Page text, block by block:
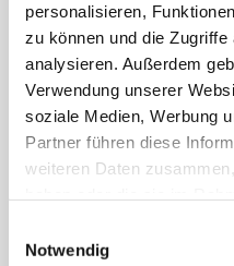
personalisieren,
zu können und die
analysieren. Außerdem
Verwendung unserer
soziale Medien, Werbung
Partner führen diese
weiteren Daten
Cookies, wenn Sie unsere
Notwendig
Ländern im Zuge der
gelungen sei, den
zurückzudrängen.
Zudem sei vollkommen
Gesetzentwurf
umgesetzt und
Problem stelle die mit
Verharmlosung des
zeigen: Wo Cannabis zu